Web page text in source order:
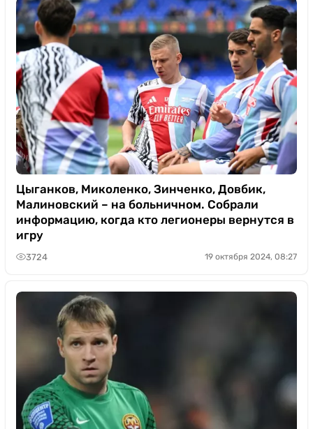
Цыганков, Миколенко, Зинченко, Довбик,
Малиновский – на больничном. Собрали
информацию, когда кто легионеры вернутся в
игру
3724 19 октября 2024, 08:27